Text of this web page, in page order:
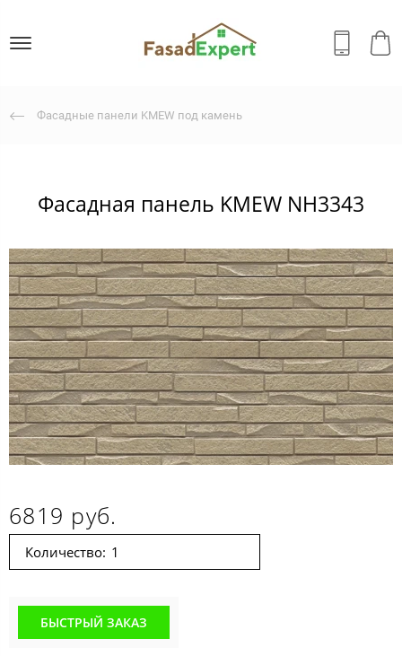
Фасадные панели KMEW под камень
Фасадная панель KMEW NH3343
6819 руб.
Количество:
БЫСТРЫЙ ЗАКАЗ